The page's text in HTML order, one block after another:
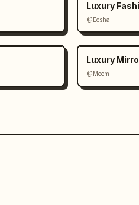
Luxury
@Eesha
Luxury
@Meem